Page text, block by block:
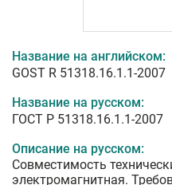
Название на английском:
GOST R 51318.16.1.1-2007
Название на русском:
ГОСТ Р 51318.16.1.1-2007
Описание на русском:
Совместимость
электромагнитная.